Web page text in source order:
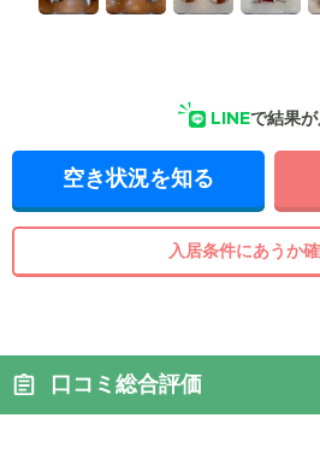
LINEで結果
空き状況を知る
入居条件にあうか
口コミ総合評価